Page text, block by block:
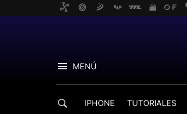
MENÚ
IPHONE TUTORIALES